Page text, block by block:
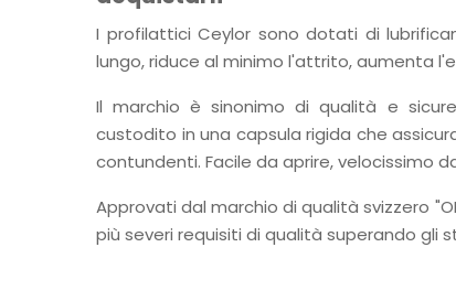
I profilattici Ceylor sono dotati di
lungo, riduce al minimo l'attrito, aumenta
Il marchio è sinonimo di qualità e
custodito in una capsula rigida che
contundenti. Facile da aprire, velocissimo
Approvati dal marchio di qualità svizzero
più severi requisiti di qualità superando gli